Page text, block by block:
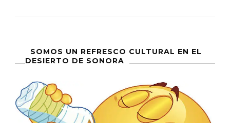
Que
No
SOMOS UN REFRESCO CULTURAL EN EL
DESIERTO DE SONORA